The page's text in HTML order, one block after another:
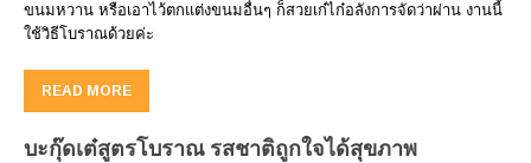
ขนมหวาน หรือเอาไว้ตกแต่งขนมอื่นๆ ก็สวยเก๋ไก๋อลังการจัดว่าผ่าน งานนี้
ใช้วิธีโบราณด้วยค่ะ
READ MORE
บะกุ๊ดเต๋สูตรโบราณ รสชาติถูกใจได้สุขภาพ